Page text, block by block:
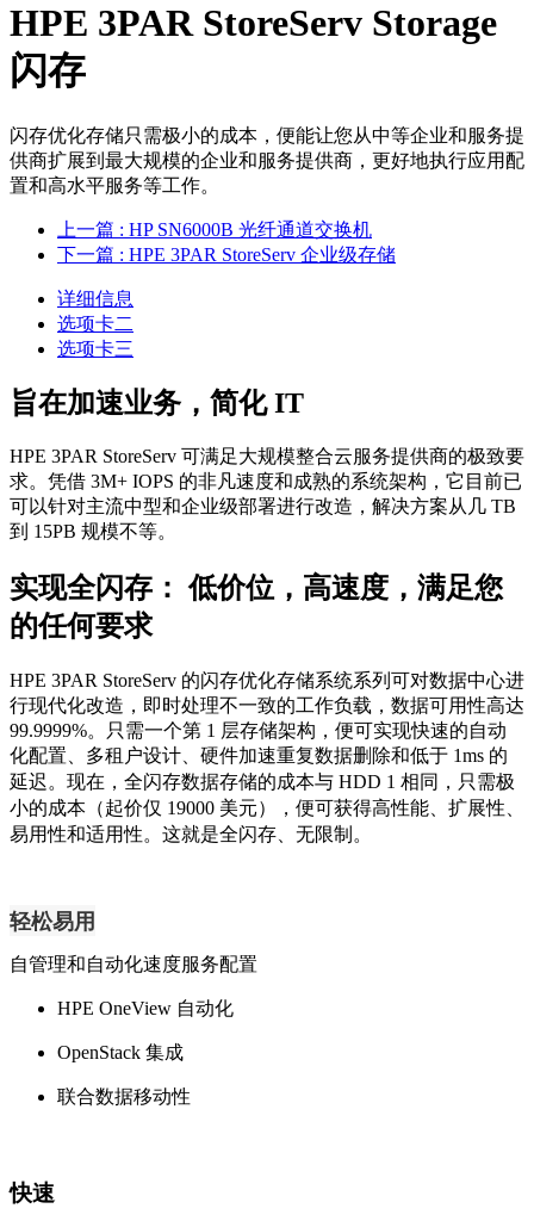
HPE 3PAR StoreServ Storage
闪存
闪存优化存储只需极小的成本，便能让您从中等企业和服务提
供商扩展到最大规模的企业和服务提供商，更好地执行应用配
置和高水平服务等工作。
上一篇 : HP SN6000B 光纤通道交换机
下一篇 : HPE 3PAR StoreServ 企业级存储
详细信息
选项卡二
选项卡三
旨在加速业务，简化 IT
HPE 3PAR StoreServ 可满足大规模整合云服务提供商的极致要
求。凭借 3M+ IOPS 的非凡速度和成熟的系统架构，它目前已
可以针对主流中型和企业级部署进行改造，解决方案从几 TB
到 15PB 规模不等。
实现全闪存： 低价位，高速度，满足您
的任何要求
HPE 3PAR StoreServ 的闪存优化存储系统系列可对数据中心进
行现代化改造，即时处理不一致的工作负载，数据可用性高达
99.9999%。只需一个第 1 层存储架构，便可实现快速的自动
化配置、多租户设计、硬件加速重复数据删除和低于 1ms 的
延迟。 现在，全闪存数据存储的成本与 HDD 1 相同，只需极
小的成本（起价仅 19000 美元），便可获得高性能、扩展性、
易用性和适用性。这就是全闪存、无限制。
轻松易用
自管理和自动化速度服务配置
HPE OneView 自动化
OpenStack 集成
联合数据移动性
快速